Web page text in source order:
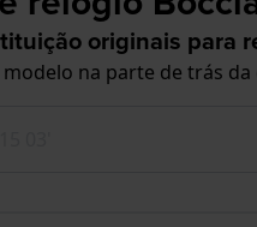
originais para
na parte de trás